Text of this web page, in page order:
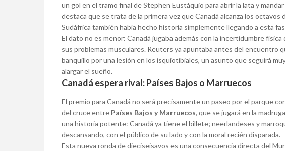
un gol en el tramo final de Stephen Eustáquio para abrir la lata y
destaca que se trata de la primera vez que Canadá alcanza los
Sudáfrica también había hecho historia simplemente llegando a esta
El dato no es menor: Canadá jugaba además con la incertidumbre
sus problemas musculares. Reuters ya apuntaba antes del encuentro
banquillo por una lesión en los isquiotibiales, un asunto que seguirá
alargar el sueño.
Canadá espera rival: Países Bajos o Marruecos
El premio para Canadá no será precisamente un paseo por el parque
del cruce entre Países Bajos y Marruecos, que se jugará en la
una historia potente: Canadá ya tiene el billete; neerlandeses y
descansando, con el público de su lado y con la moral recién disparada.
Esta nueva ronda de dieciseisavos es una consecuencia directa del